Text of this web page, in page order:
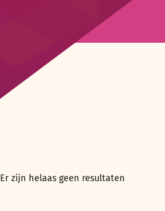
Er zijn helaas geen resultaten